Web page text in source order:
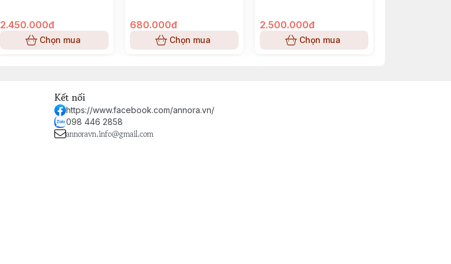
2.450.000đ
Chọn mua
680.000đ
Chọn mua
2.500.000đ
Chọn mua
Kết nối
https://www.facebook.com/annora.vn/
098 446 2858
annoravn.info@gmail.com